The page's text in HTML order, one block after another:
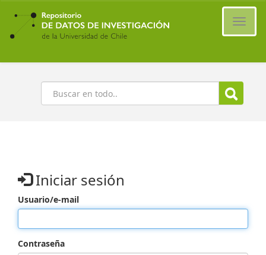
Ir
contenido
principal
Buscar
Iniciar sesión
Usuario/e-mail
Contraseña